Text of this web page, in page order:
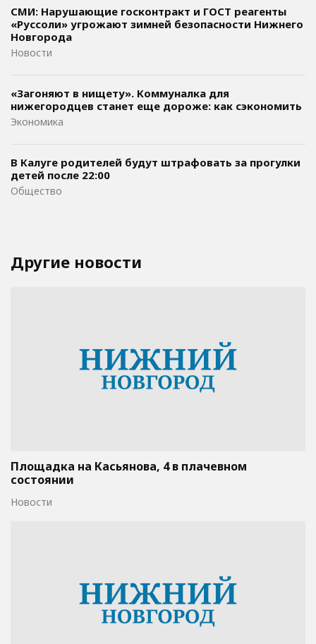
СМИ: Нарушающие госконтракт и ГОСТ реагенты
«Руссоли» угрожают зимней безопасности Нижнего
Новгорода
Новости
«Загоняют в нищету». Коммуналка для
нижегородцев станет еще дороже: как сэкономить
Экономика
В Калуге родителей будут штрафовать за прогулки
детей после 22:00
Общество
Другие новости
Площадка на Касьянова, 4 в плачевном
состоянии
Новости